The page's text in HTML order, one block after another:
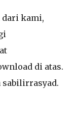
kami,
di atas.